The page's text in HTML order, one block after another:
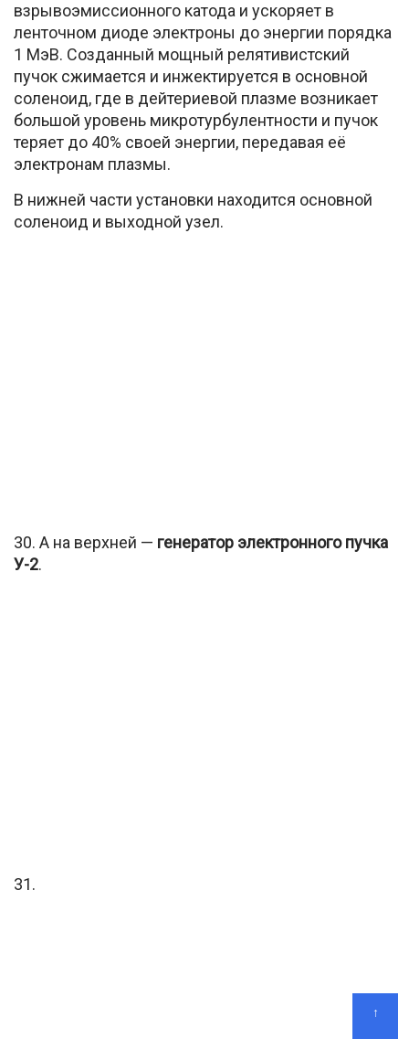
взрывоэмиссионного катода и ускоряет в
ленточном диоде электроны до энергии порядка
1 МэВ. Созданный мощный релятивистский
пучок сжимается и инжектируется в основной
соленоид, где в дейтериевой плазме возникает
большой уровень микротурбулентности и пучок
теряет до 40% своей энергии, передавая её
электронам плазмы.
В нижней части установки находится основной
соленоид и выходной узел.
30. А на верхней — генератор электронного пучка
У-2.
31.
↑